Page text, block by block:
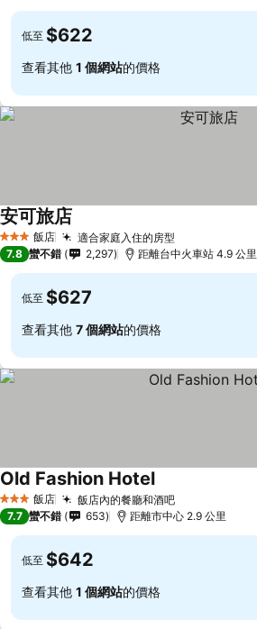
低至 $622
查看其他 1 個網站的價格
3 星級 飯店 適合家庭入住的房型查看價格
安可旅店
7.8 蠻不錯 2,297 距離台中火車站 4.9 公里
低至 $627
查看其他 7 個網站的價格
3 星級 飯店 飯店內的餐廳和酒吧查看價格
Old Fashion Hotel查看價格
7.7 蠻不錯 653 距離市中心 2.9 公里
低至 $642
查看其他 1 個網站的價格